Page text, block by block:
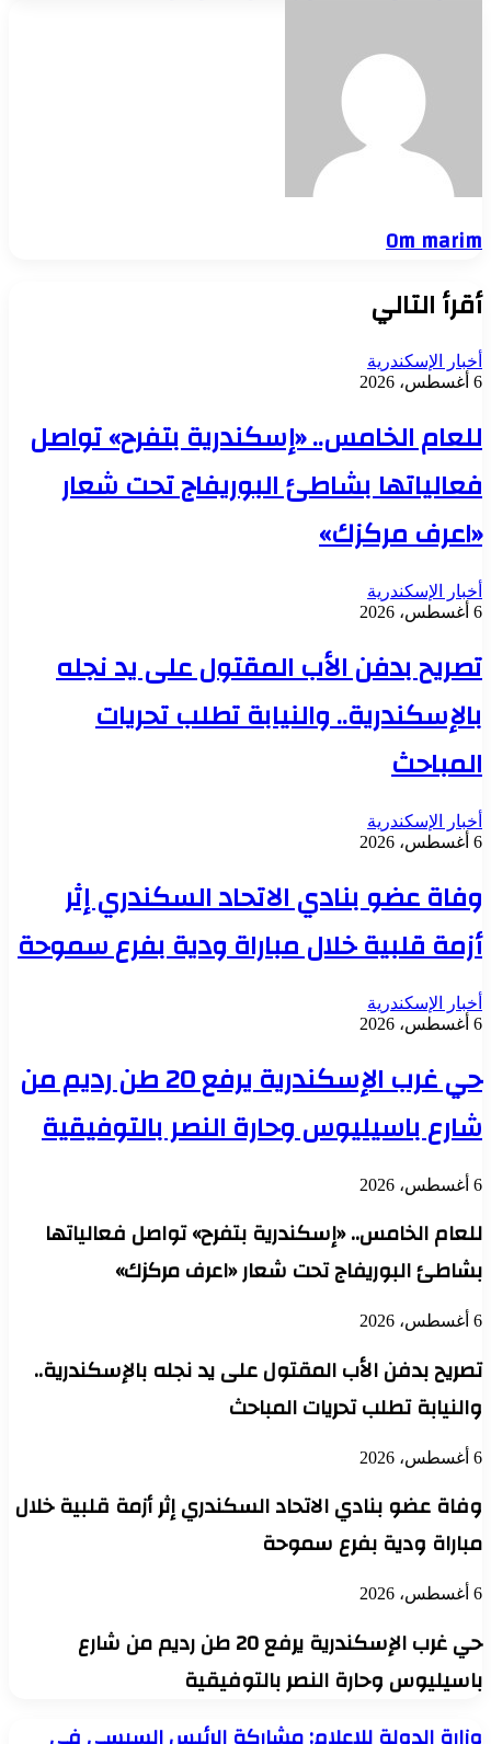
Om marim
أقرأ التالي
أخبار الإسكندرية
6 أغسطس، 2026
للعام الخامس.. «إسكندرية بتفرح» تواصل
فعالياتها بشاطئ البوريفاج تحت شعار
«اعرف مركزك»
أخبار الإسكندرية
6 أغسطس، 2026
تصريح بدفن الأب المقتول على يد نجله
بالإسكندرية.. والنيابة تطلب تحريات
المباحث
أخبار الإسكندرية
6 أغسطس، 2026
وفاة عضو بنادي الاتحاد السكندري إثر
أزمة قلبية خلال مباراة ودية بفرع سموحة
أخبار الإسكندرية
6 أغسطس، 2026
حي غرب الإسكندرية يرفع 20 طن رديم من
شارع باسيليوس وحارة النصر بالتوفيقية
6 أغسطس، 2026
للعام الخامس.. «إسكندرية بتفرح» تواصل فعالياتها
بشاطئ البوريفاج تحت شعار «اعرف مركزك»
6 أغسطس، 2026
تصريح بدفن الأب المقتول على يد نجله بالإسكندرية..
والنيابة تطلب تحريات المباحث
6 أغسطس، 2026
وفاة عضو بنادي الاتحاد السكندري إثر أزمة قلبية خلال
مباراة ودية بفرع سموحة
6 أغسطس، 2026
حي غرب الإسكندرية يرفع 20 طن رديم من شارع
باسيليوس وحارة النصر بالتوفيقية
وزارة